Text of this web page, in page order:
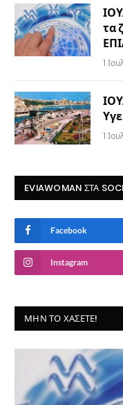
τα
1
1
EVIAWOMAN ΣΤΑ
Facebook
Instagram
ΜΗΝ ΤΟ ΧΆΣΕΤΕ!